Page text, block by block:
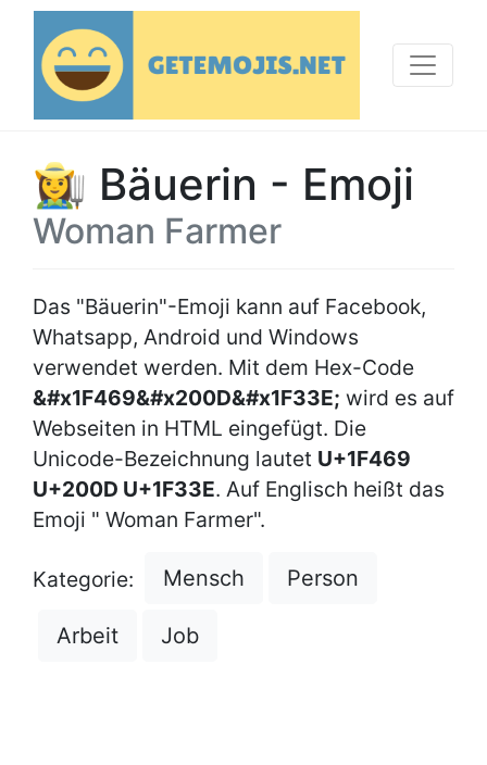
👩‍🌾 Bäuerin - Emoji
Woman Farmer
Das "Bäuerin"-Emoji kann auf Facebook,
Whatsapp, Android und Windows
verwendet werden. Mit dem Hex-Code
&#x1F469&#x200D&#x1F33E; wird es auf
Webseiten in HTML eingefügt. Die
Unicode-Bezeichnung lautet U+1F469
U+200D U+1F33E. Auf Englisch heißt das
Emoji " Woman Farmer".
Kategorie: Mensch Person
Arbeit Job